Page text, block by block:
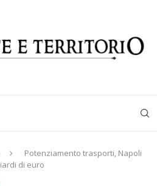
Potenziamento trasporti, Napoli
di euro